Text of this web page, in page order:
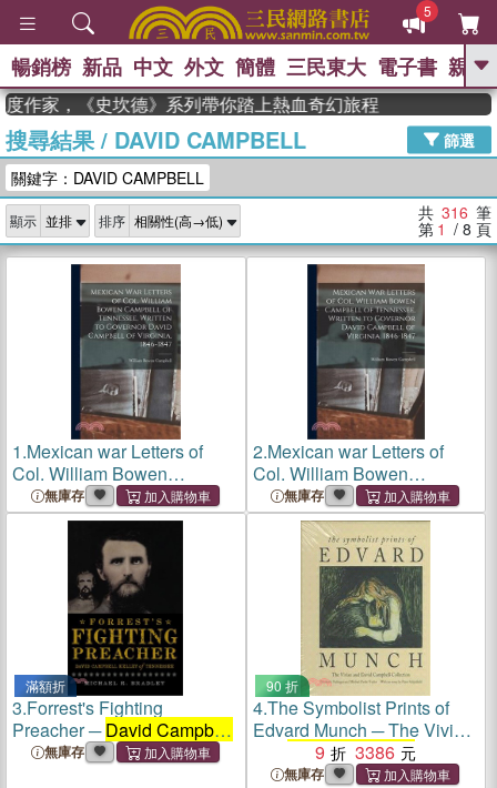
5
GO
熱搜： 東野圭吾 高希均教授回憶錄
、 The Odyssey 、 父親節 、 花開錦
李登輝時代 、 數學女孩：黎曼猜想
、
如果歷史是一
群喵 、 臺灣漫遊錄
暢銷榜 新品 中文 外文 簡體 三民東大 電子書 親子
《史坎德》系列帶你踏上熱血奇幻旅程
搜尋結果/ DAVID CAMPBELL
篩選
關鍵字：DAVID CAMPBELL
顯示 排序 共 316 筆
第 1 / 8 頁
1.Mexican war Letters of
Col. William Bowen
Campbell of Tennessee,
Written to GovernorDavid
of Virginia, 1846-
無庫存
2.Mexican war Letters of
Col. William Bowen
Campbell of Tennessee,
Written to GovernorDavid
Campbellof Virginia, 1846-
無庫存
滿額折
3.Forrest's Fighting
Preacher ─David Campbell
Kelley of Tennessee
無庫存
90 折
4.The Symbolist Prints of
Edvard Munch ─ The Vivian
David Campbell
Collection
9 3386
無庫存